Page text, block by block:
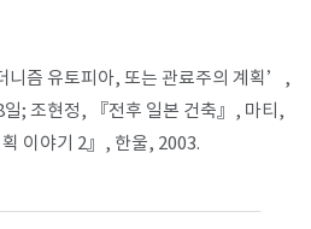
니즘 유토피아, 또는 관료주의 계획’,
일; 조현정, 『전후 일본 건축』, 마티,
이야기 2』, 한울, 2003.